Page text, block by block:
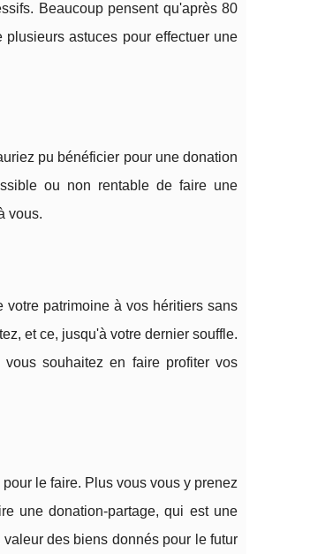
Beaucoup pensent qu'après 80
astuces pour effectuer une
pu bénéficier pour une donation
ou non rentable de faire une
vous.
votre patrimoine à vos héritiers sans
et ce, jusqu'à votre dernier souffle.
souhaitez en faire profiter vos
le faire. Plus vous vous y prenez
une donation-partage, qui est une
des biens donnés pour le futur